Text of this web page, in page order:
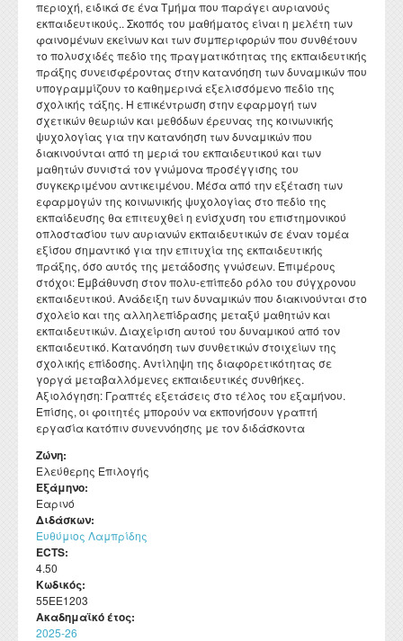
Διατελέσαντες Πρόεδροι
Ομότιμοι Καθηγητές
Διατελέσαντα μέλη ΔΕΠ
Επίτιμοι Καθηγητές
Επίτιμοι Διδάκτορες
Οδηγός σπουδών προπτυχιακού προγράμματος
Διάρκεια φοίτησης
Κατατακτήριες εξετάσεις
Τοπική Ιστορία, Πολιτισμός και Προστασία της
Αρχιτεκτονικής Κληρονομιάς: Διεπιστημονικές
Προσεγγίσεις και Ψηφιακές Εφαρμογές
Πολιτισμικές Σπουδές: Νέος Ελληνισμός και Βαλκάνια
Ωρολόγιο Πρόγραμμα
Πρόγραμμα Εξεταστικής
Σύμβουλος σπουδών
ΔΟΑΤΑΠ
Εργαστήριο Νεότερης και Σύγχρονης Ιστορίας
Εργαστήριο Βυζαντινών και Μεταβυζαντινών Ερευνών
Εργαστήριο Τεχνολογίας, Έρευνας και Εφαρμογών στην
Εκπαίδευση
Υγειονομική περίθαλψη
Δομή Συμβουλευτικής και Προσβασιμότητας
Σύλλογος αποφοίτων
Συνέδρια - Ημερίδες Τμήματος
Δραστηριότητες Τμήματος
Απολογισμοί πεπραγμένων του Τμήματος
Έντυπα
Κανονισμός Προπτυχιακού Προγράμματος Σπουδών
Κανονισμός ακαδημαϊκού συμβούλου σπουδών
Κανονισμός Προπτυχιακών Διπλωματικών Εργασιών
Κανονισμός Διδακτορικών Σπουδών
Κανονισμός Εκπόνησης Μεταδιδακτορικής Έρευνας
Κανονισμός Βιβλιοθήκης
Ο θεσμός του "Ακροατή Πανεπιστημιακών Μαθημάτων"
Επικοινωνία
περιοχή, ειδικά σε ένα Τμήμα που παράγει αυριανούς
εκπαιδευτικούς.. Σκοπός του μαθήματος είναι η μελέτη των
φαινομένων εκείνων και των συμπεριφορών που συνθέτουν
το πολυσχιδές πεδίο της πραγματικότητας της εκπαιδευτικής
πράξης συνεισφέροντας στην κατανόηση των δυναμικών που
υπογραμμίζουν το καθημερινά εξελισσόμενο πεδίο της
σχολικής τάξης. Η επικέντρωση στην εφαρμογή των
σχετικών θεωριών και μεθόδων έρευνας της κοινωνικής
ψυχολογίας για την κατανόηση των δυναμικών που
διακινούνται από τη μεριά του εκπαιδευτικού και των
μαθητών συνιστά τον γνώμονα προσέγγισης του
συγκεκριμένου αντικειμένου. Μέσα από την εξέταση των
εφαρμογών της κοινωνικής ψυχολογίας στο πεδίο της
εκπαίδευσης θα επιτευχθεί η ενίσχυση του επιστημονικού
οπλοστασίου των αυριανών εκπαιδευτικών σε έναν τομέα
εξίσου σημαντικό για την επιτυχία της εκπαιδευτικής
πράξης, όσο αυτός της μετάδοσης γνώσεων. Επιμέρους
στόχοι: Εμβάθυνση στον πολυ-επίπεδο ρόλο του σύγχρονου
εκπαιδευτικού. Ανάδειξη των δυναμικών που διακινούνται στο
σχολείο και της αλληλεπίδρασης μεταξύ μαθητών και
εκπαιδευτικών. Διαχείριση αυτού του δυναμικού από τον
εκπαιδευτικό. Κατανόηση των συνθετικών στοιχείων της
σχολικής επίδοσης. Αντίληψη της διαφορετικότητας σε
γοργά μεταβαλλόμενες εκπαιδευτικές συνθήκες.
Αξιολόγηση: Γραπτές εξετάσεις στο τέλος του εξαμήνου.
Επίσης, οι φοιτητές μπορούν να εκπονήσουν γραπτή
εργασία κατόπιν συνεννόησης με τον διδάσκοντα
Ζώνη:
Ελεύθερης Επιλογής
Εξάμηνο:
Εαρινό
Διδάσκων:
Ευθύμιος Λαμπρίδης
ECTS:
4.50
Κωδικός:
55ΕΕ1203
Ακαδημαϊκό έτος:
2025-26